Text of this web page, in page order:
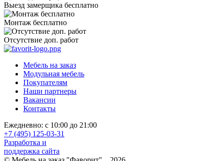
Выезд замерщика бесплатно
Монтаж бесплатно
Отсутствие доп. работ
Мебель на заказ
Модульная мебель
Покупателям
Наши партнеры
Вакансии
Контакты
Ежедневно: с 10:00 до 21:00
+7 (495) 125-03-31
Разработка и
поддержка сайта